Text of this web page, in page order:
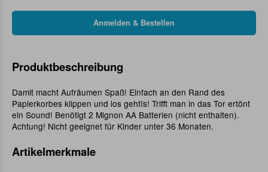
Produktbeschreibung
Damit macht Aufräumen Spaß! Einfach an den Rand des
Papierkorbes klippen und los gehtïs! Trifft man in das Tor ertönt
ein Sound! Benötigt 2 Mignon AA Batterien (nicht enthalten).
Achtung! Nicht geeignet für Kinder unter 36 Monaten.
Artikelmerkmale